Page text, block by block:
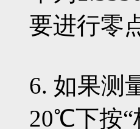
要进行零
6. 如果测
20℃下按“